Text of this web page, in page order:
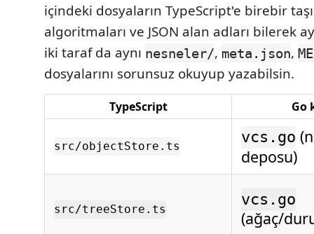
içindeki dosyaların TypeScript'e birebir
algoritmaları ve JSON alan adları bilerek
iki taraf da aynı nesneler/, meta.json,
dosyalarını sorunsuz okuyup yazabilsin.
TypeScript Go
src/objectStore.ts
vcs.go
deposu)
src/treeStore.ts
vcs.go
(ağaç/